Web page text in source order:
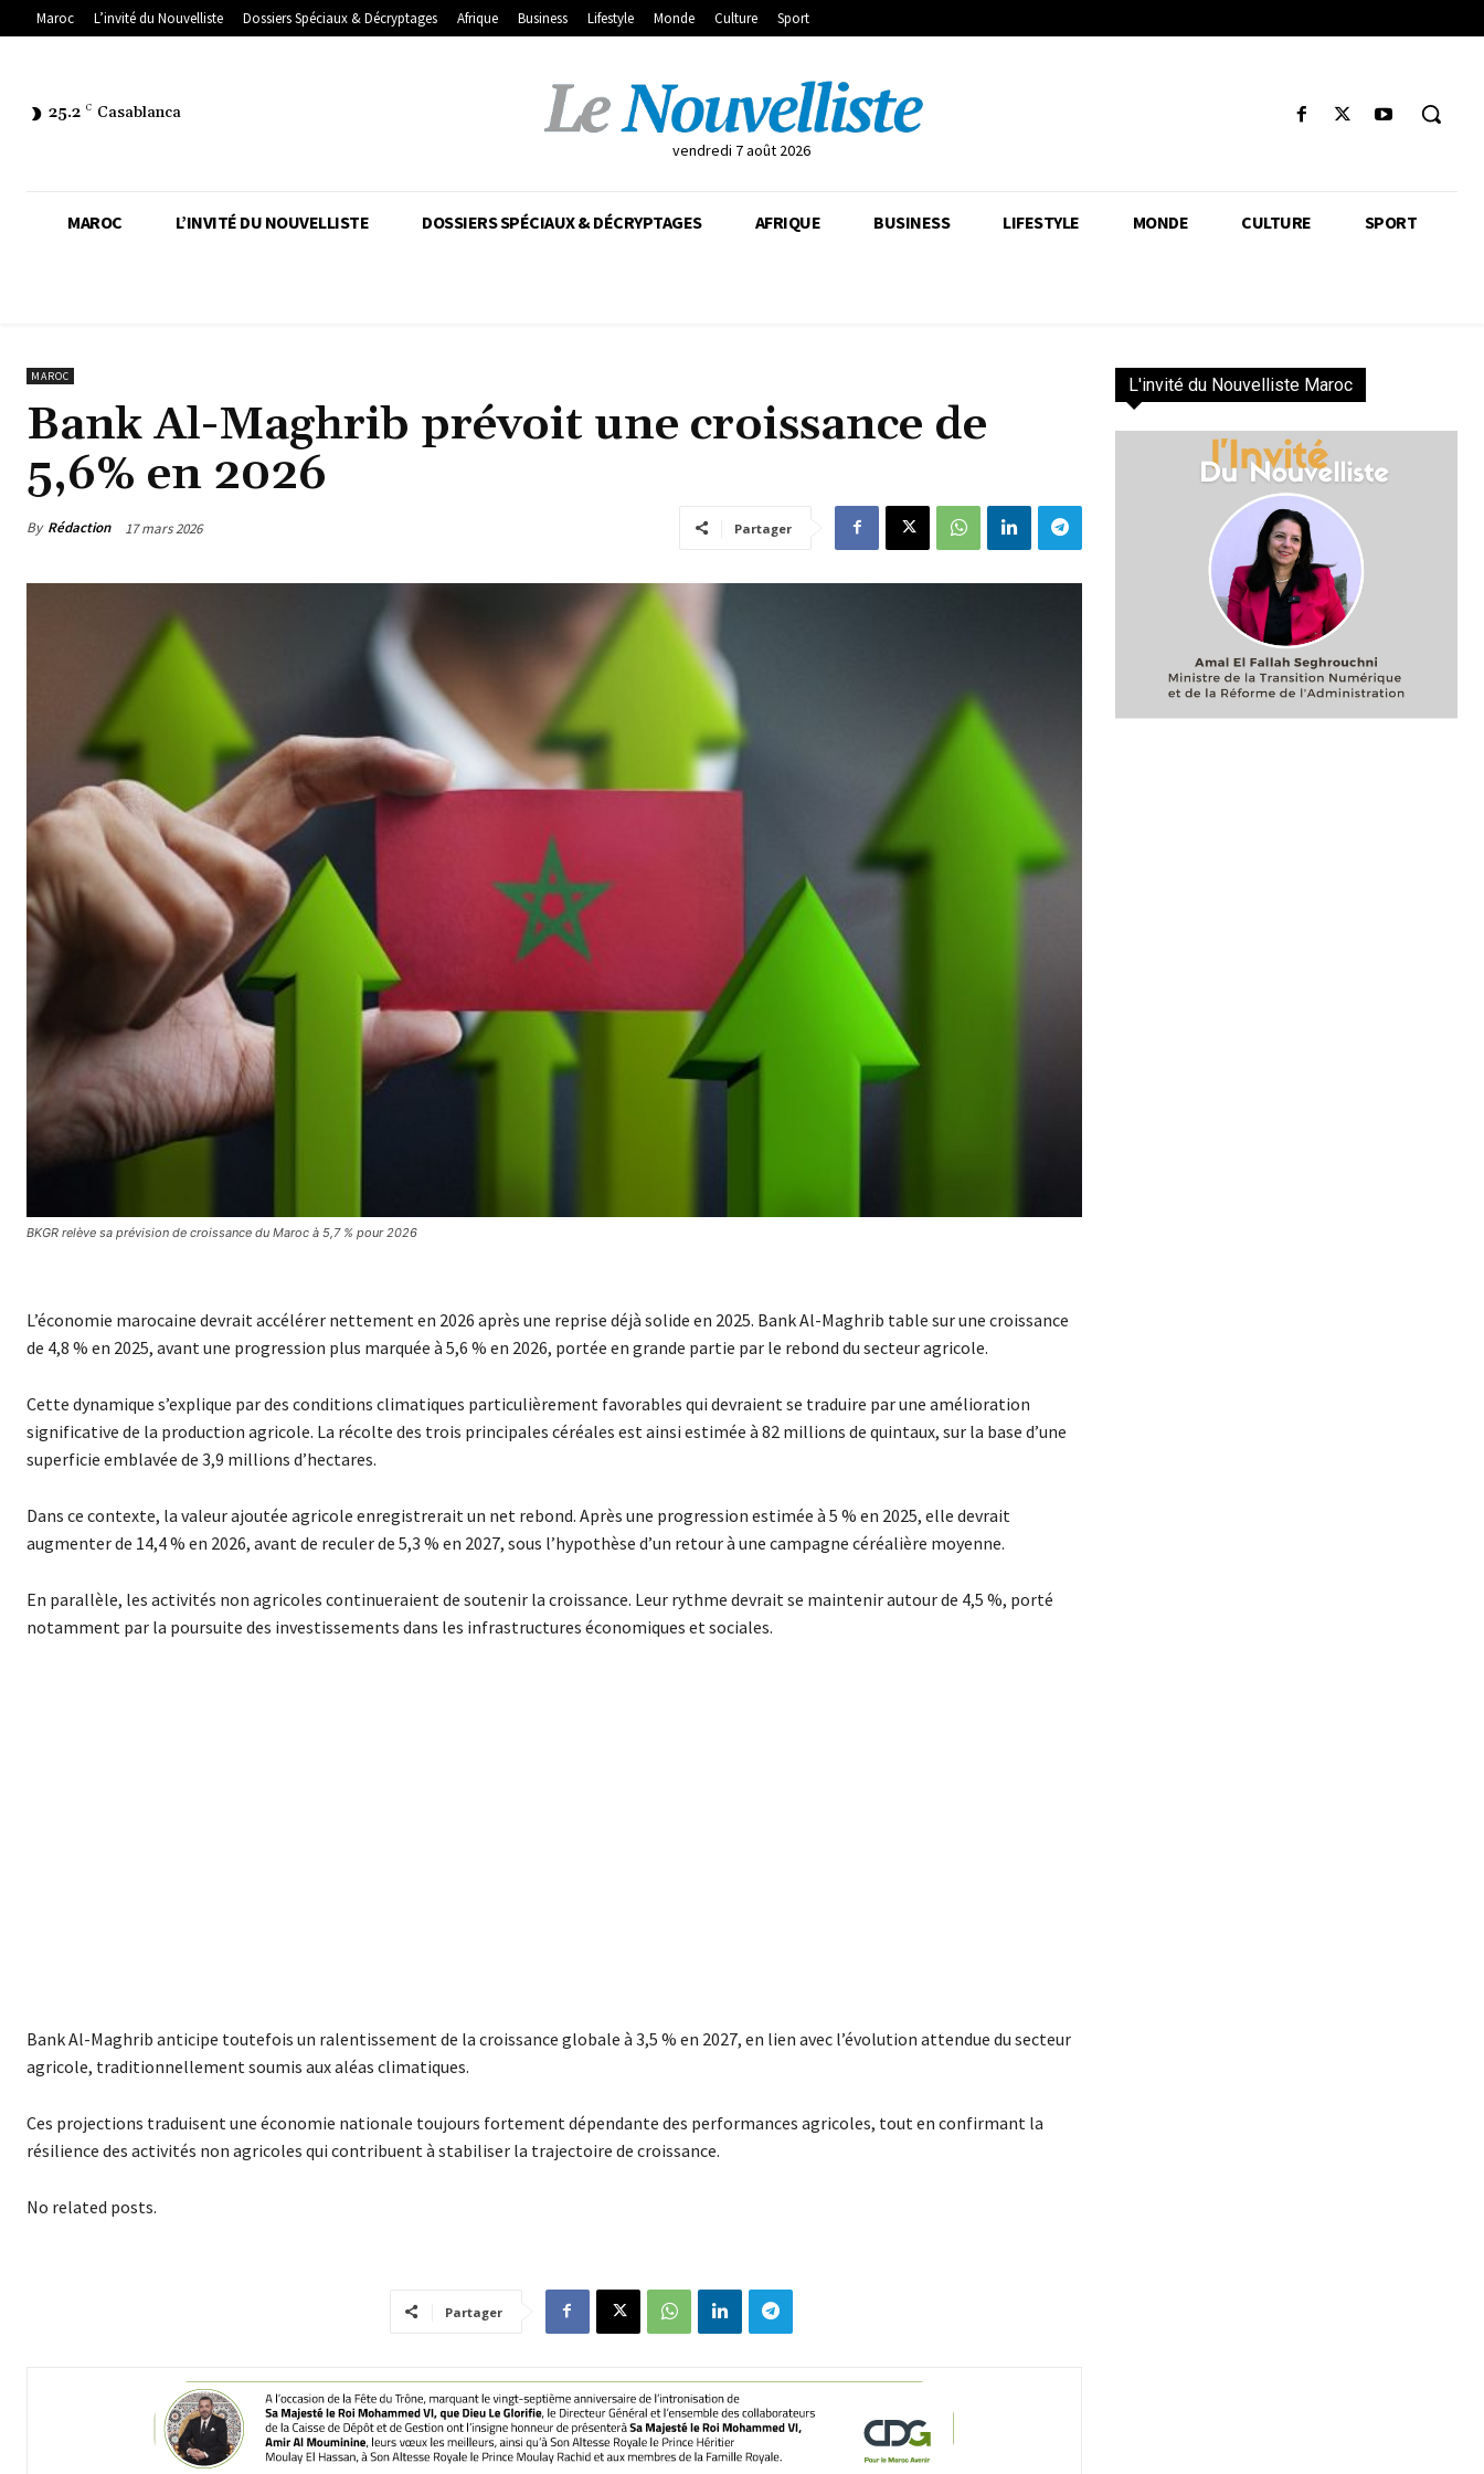
Maroc L’invité du Nouvelliste Dossiers Spéciaux & Décryptages Afrique Business Lifestyle Monde Culture Sport
25.2 C Casablanca
vendredi 7 août 2026
MAROC L’INVITÉ DU NOUVELLISTE DOSSIERS SPÉCIAUX & DÉCRYPTAGES AFRIQUE BUSINESS LIFESTYLE MONDE CULTURE SPORT
MAROC
Bank Al-Maghrib prévoit une croissance de
5,6% en 2026
By Rédaction 17 mars 2026 Partager
BKGR relève sa prévision de croissance du Maroc à 5,7 % pour 2026
L’économie marocaine devrait accélérer nettement en 2026 après une reprise déjà solide en 2025. Bank Al-Maghrib table sur une croissance
de 4,8 % en 2025, avant une progression plus marquée à 5,6 % en 2026, portée en grande partie par le rebond du secteur agricole.
Cette dynamique s’explique par des conditions climatiques particulièrement favorables qui devraient se traduire par une amélioration
significative de la production agricole. La récolte des trois principales céréales est ainsi estimée à 82 millions de quintaux, sur la base d’une
superficie emblavée de 3,9 millions d’hectares.
Dans ce contexte, la valeur ajoutée agricole enregistrerait un net rebond. Après une progression estimée à 5 % en 2025, elle devrait
augmenter de 14,4 % en 2026, avant de reculer de 5,3 % en 2027, sous l’hypothèse d’un retour à une campagne céréalière moyenne.
En parallèle, les activités non agricoles continueraient de soutenir la croissance. Leur rythme devrait se maintenir autour de 4,5 %, porté
notamment par la poursuite des investissements dans les infrastructures économiques et sociales.
Bank Al-Maghrib anticipe toutefois un ralentissement de la croissance globale à 3,5 % en 2027, en lien avec l’évolution attendue du secteur
agricole, traditionnellement soumis aux aléas climatiques.
Ces projections traduisent une économie nationale toujours fortement dépendante des performances agricoles, tout en confirmant la
résilience des activités non agricoles qui contribuent à stabiliser la trajectoire de croissance.
No related posts.
Partager
L'invité du Nouvelliste Maroc